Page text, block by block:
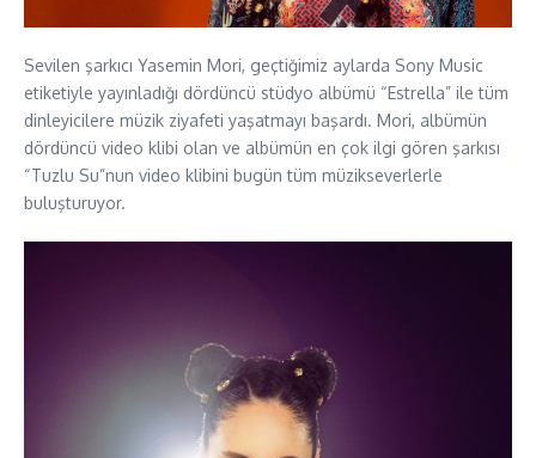
Sevilen şarkıcı Yasemin Mori, geçtiğimiz aylarda Sony Music
etiketiyle yayınladığı dördüncü stüdyo albümü “Estrella” ile tüm
dinleyicilere müzik ziyafeti yaşatmayı başardı. Mori, albümün
dördüncü video klibi olan ve albümün en çok ilgi gören şarkısı
“Tuzlu Su”nun video klibini bugün tüm müzikseverlerle
buluşturuyor.